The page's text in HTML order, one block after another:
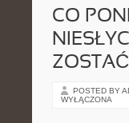
CO
POSTED BY
WYŁĄCZONA